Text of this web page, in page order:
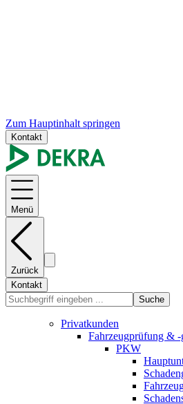
Zum Hauptinhalt springen
Kontakt
Menü
Zurück
Kontakt
Suche
Privatkunden
Fahrzeugprüfung & -
PKW